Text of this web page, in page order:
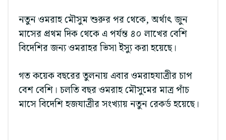
নতুন ওমরাহ মৌসুম শুরুর পর থেকে, অর্থাৎ জুন
মাসের প্রথম দিক থেকে এ পর্যন্ত ৪০ লাখের বেশি
বিদেশির জন্য ওমরাহর ভিসা ইস্যু করা হয়েছে।
গত কয়েক বছরের তুলনায় এবার ওমরাহযাত্রীর চাপ
বেশ বেশি। চলতি বছর ওমরাহ মৌসুমের মাত্র পাঁচ
মাসে বিদেশি হজযাত্রীর সংখ্যায় নতুন রেকর্ড হয়েছে।